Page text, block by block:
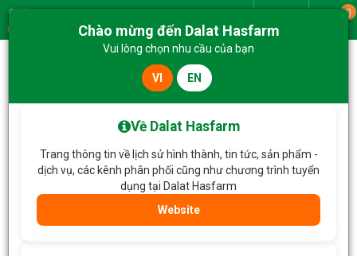
Menu
0
Hoa Tặng & Hoa Dịch Vụ
Chào mừng đến Dalat Hasfarm
Vui lòng chọn nhu cầu của bạn
VI EN
Về Dalat Hasfarm
Trang thông tin về lịch sử hình thành, tin tức, sản phẩm -
dịch vụ, các kênh phân phối cũng như chương trình tuyển
dụng tại Dalat Hasfarm
Website